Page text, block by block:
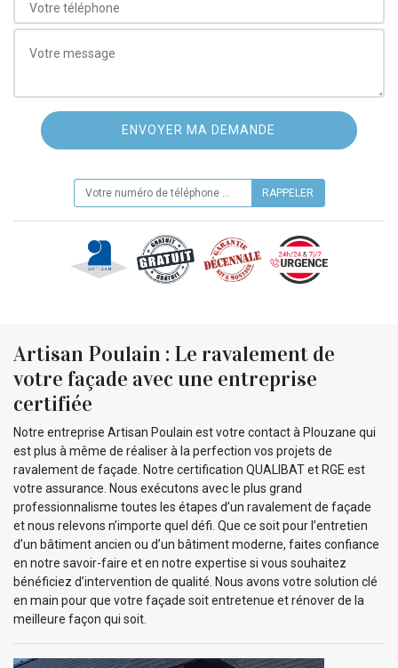
Artisan Poulain : Le ravalement de
votre façade avec une entreprise
certifiée
Notre entreprise Artisan Poulain est votre contact à Plouzane qui
est plus à même de réaliser à la perfection vos projets de
ravalement de façade. Notre certification QUALIBAT et RGE est
votre assurance. Nous exécutons avec le plus grand
professionnalisme toutes les étapes d’un ravalement de façade
et nous relevons n’importe quel défi. Que ce soit pour l’entretien
d’un bâtiment ancien ou d’un bâtiment moderne, faites confiance
en notre savoir-faire et en notre expertise si vous souhaitez
bénéficiez d’intervention de qualité. Nous avons votre solution clé
en main pour que votre façade soit entretenue et rénover de la
meilleure façon qui soit.